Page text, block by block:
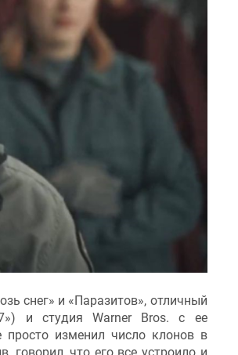
снег» и «Паразитов», отличный
и студия Warner Bros. с ее
изменил число клонов в